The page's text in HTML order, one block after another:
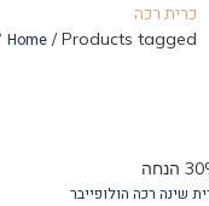
כרית רכה
Home/ Products tagged “כרית רכה”
שינה רכה הולופייבר